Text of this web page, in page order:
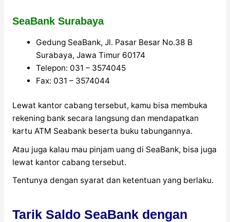
SeaBank Surabaya
Gedung SeaBank, Jl. Pasar Besar No.38 B
Surabaya, Jawa Timur 60174
Telepon: 031 – 3574045
Fax: 031 – 3574044
Lewat kantor cabang tersebut, kamu bisa membuka
rekening bank secara langsung dan mendapatkan
kartu ATM Seabank beserta buku tabungannya.
Atau juga kalau mau pinjam uang di SeaBank, bisa juga
lewat kantor cabang tersebut.
Tentunya dengan syarat dan ketentuan yang berlaku.
Tarik Saldo SeaBank dengan